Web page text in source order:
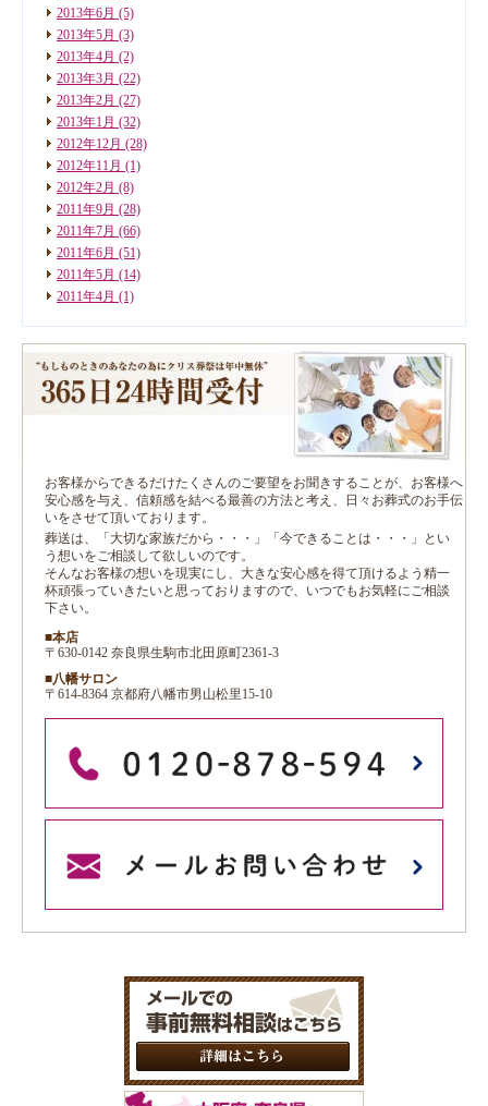
2013年6月 (5)
2013年5月 (3)
2013年4月 (2)
2013年3月 (22)
2013年2月 (27)
2013年1月 (32)
2012年12月 (28)
2012年11月 (1)
2012年2月 (8)
2011年9月 (28)
2011年7月 (66)
2011年6月 (51)
2011年5月 (14)
2011年4月 (1)
お客様からできるだけたくさんのご要望をお聞きすることが、お客様へ
安心感を与え、信頼感を結べる最善の方法と考え、日々お葬式のお手伝
いをさせて頂いております。
葬送は、「大切な家族だから・・・」「今できることは・・・」とい
う想いをご相談して欲しいのです。
そんなお客様の想いを現実にし、大きな安心感を得て頂けるよう精一
杯頑張っていきたいと思っておりますので、いつでもお気軽にご相談
下さい。
■本店
〒630-0142 奈良県生駒市北田原町2361-3
■八幡サロン
〒614-8364 京都府八幡市男山松里15-10